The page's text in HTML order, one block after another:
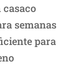
semanas
para